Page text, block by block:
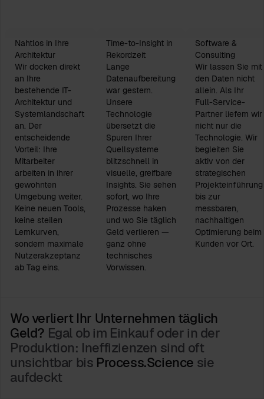
Nahtlos in Ihre
Architektur
Wir docken direkt
an Ihre
bestehende IT-
Architektur und
Systemlandschaft
an. Der
entscheidende
Vorteil: Ihre
Mitarbeiter
arbeiten in ihrer
gewohnten
Umgebung weiter.
Keine neuen Tools,
keine steilen
Lernkurven,
sondern maximale
Nutzerakzeptanz
ab Tag eins.
Time-to-Insight in
Rekordzeit
Lange
Datenaufbereitung
war gestern.
Unsere
Technologie
übersetzt die
Spuren Ihrer
Quellsysteme
blitzschnell in
visuelle, greifbare
Insights. Sie sehen
sofort, wo Ihre
Prozesse haken
und wo Sie täglich
Geld verlieren —
ganz ohne
technisches
Vorwissen.
Software &
Consulting
Wir lassen Sie mit
den Daten nicht
allein. Als Ihr
Full-Service-
Partner liefern wir
nicht nur die
Technologie. Wir
begleiten Sie
aktiv von der
strategischen
Projekteinführung
bis zur
messbaren,
nachhaltigen
Optimierung beim
Kunden vor Ort.
Wo verliert Ihr Unternehmen täglich
Geld? Egal ob im Einkauf oder in der
Produktion: Ineffizienzen sind oft
unsichtbar bis Process.Science sie
aufdeckt